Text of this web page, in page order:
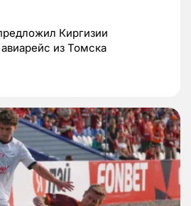
Киргизии
из Томска